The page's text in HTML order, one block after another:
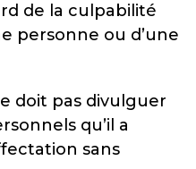
de la culpabilité
personne ou d’une
doit pas divulguer
qu’il a
sans